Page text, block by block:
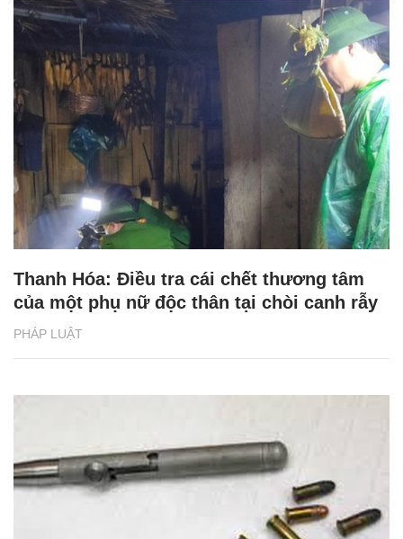
PHÁP LUẬT
Thanh Hóa: Điều tra cái chết thương tâm
của một phụ nữ độc thân tại chòi canh rẫy